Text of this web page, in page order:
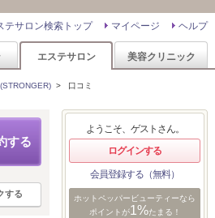
ヘルプ
マイページ
テサロン検索トップ
エステサロン 美容クリニック
> 口コミ
する
する
ようこそ、ゲストさん。
ログインする
会員登録する（無料）
ホットペッパービューティーなら
ポイントが1%たまる！